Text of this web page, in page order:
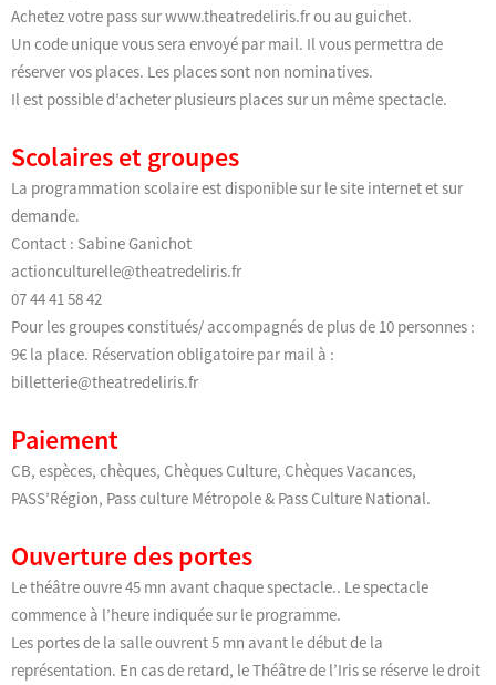
Achetez votre pass sur www.theatredeliris.fr ou au guichet.
Un code unique vous sera envoyé par mail. Il vous permettra de
réserver vos places. Les places sont non nominatives.
Il est possible d’acheter plusieurs places sur un même spectacle.
Scolaires et groupes
La programmation scolaire est disponible sur le site internet et sur
demande.
Contact : Sabine Ganichot
actionculturelle@theatredeliris.fr
07 44 41 58 42
Pour les groupes constitués/ accompagnés de plus de 10 personnes :
9€ la place. Réservation obligatoire par mail à :
billetterie@theatredeliris.fr
Paiement
CB, espèces, chèques, Chèques Culture, Chèques Vacances,
PASS’Région, Pass culture Métropole & Pass Culture National.
Ouverture des portes
Le théâtre ouvre 45 mn avant chaque spectacle.. Le spectacle
commence à l’heure indiquée sur le programme.
Les portes de la salle ouvrent 5 mn avant le début de la
représentation. En cas de retard, le Théâtre de l’Iris se réserve le droit